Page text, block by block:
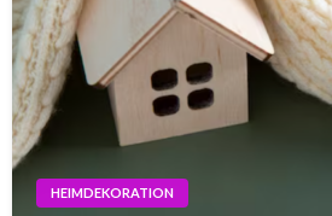
HEIMDEKORATION